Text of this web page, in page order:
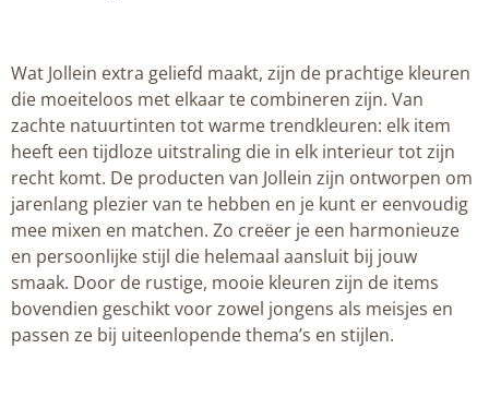
Wat Jollein extra geliefd maakt, zijn de prachtige kleuren
die moeiteloos met elkaar te combineren zijn. Van
zachte natuurtinten tot warme trendkleuren: elk item
heeft een tijdloze uitstraling die in elk interieur tot zijn
recht komt. De producten van Jollein zijn ontworpen om
jarenlang plezier van te hebben en je kunt er eenvoudig
mee mixen en matchen. Zo creëer je een harmonieuze
en persoonlijke stijl die helemaal aansluit bij jouw
smaak. Door de rustige, mooie kleuren zijn de items
bovendien geschikt voor zowel jongens als meisjes en
passen ze bij uiteenlopende thema’s en stijlen.